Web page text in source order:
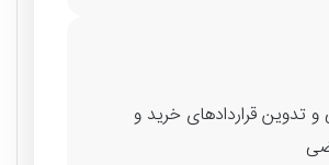
و تدوین قراردادهای خرید و